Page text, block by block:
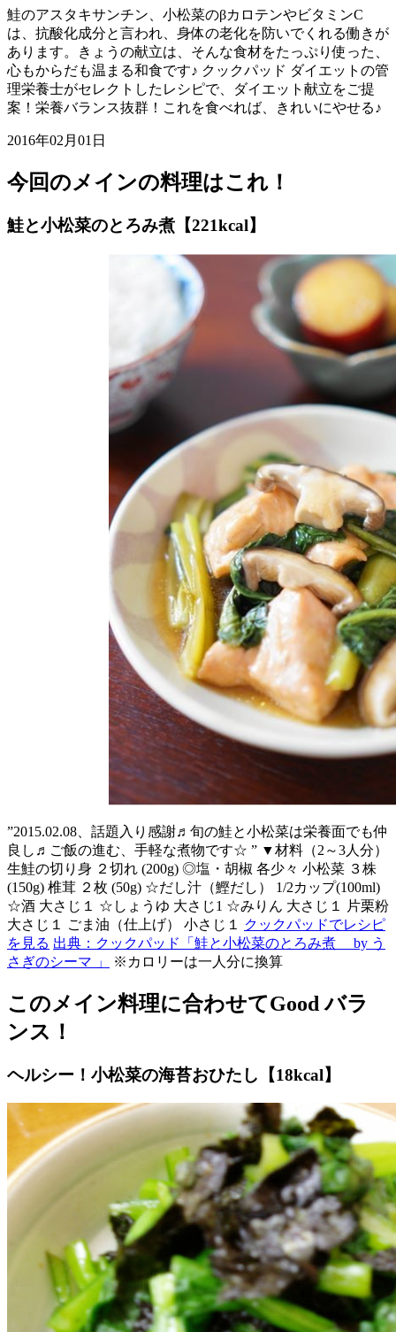
鮭のアスタキサンチン、小松菜のβカロテンやビタミンC
は、抗酸化成分と言われ、身体の老化を防いでくれる働きが
あります。きょうの献立は、そんな食材をたっぷり使った、
心もからだも温まる和食です♪ クックパッド ダイエットの管
理栄養士がセレクトしたレシピで、ダイエット献立をご提
案！栄養バランス抜群！これを食べれば、きれいにやせる♪
2016年02月01日
今回のメインの料理はこれ！
鮭と小松菜のとろみ煮【221kcal】
”2015.02.08、話題入り感謝♬旬の鮭と小松菜は栄養面でも仲
良し♬ご飯の進む、手軽な煮物です☆ ” ▼材料（2～3人分）
生鮭の切り身 ２切れ (200g) ◎塩・胡椒 各少々 小松菜 ３株
(150g) 椎茸 ２枚 (50g) ☆だし汁（鰹だし） 1/2カップ(100ml)
☆酒 大さじ１ ☆しょうゆ 大さじ1 ☆みりん 大さじ１ 片栗粉
大さじ１ ごま油（仕上げ） 小さじ１
クックパッドでレシピ
を見る 出典：クックパッド「鮭と小松菜のとろみ煮 by う
さぎのシーマ 」
※カロリーは一人分に換算
このメイン料理に合わせてGood バラ
ンス！
ヘルシー！小松菜の海苔おひたし【18kcal】